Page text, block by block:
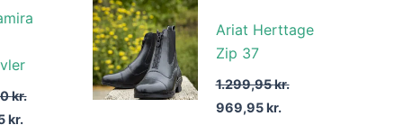
kr.
kr..
kr.
er:
1.146,65 kr..
Ariat Herttage
Zip 37
1.299,95kr.
var:
969,95kr.
er:
969,95 kr..